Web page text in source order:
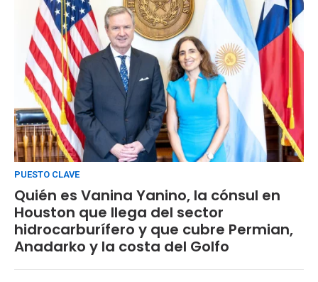
PUESTO CLAVE
Quién es Vanina Yanino, la cónsul en
Houston que llega del sector
hidrocarburífero y que cubre Permian,
Anadarko y la costa del Golfo